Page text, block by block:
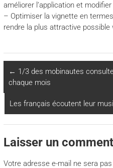
améliorer l’application et modifier
– Optimiser la vignette en
rendre la plus attractive possible
← 1/3 des mobinautes
chaque mois
Les français écoutent leur
Laisser un
Votre adresse e-mail ne sera